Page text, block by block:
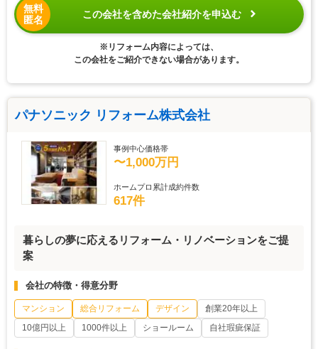
無料
匿名
この会社を含めた会社紹介を申込む
※リフォーム内容によっては、
この会社をご紹介できない場合があります。
パナソニック リフォーム株式会社
事例中心価格帯
〜1,000万円
ホームプロ累計成約件数
617件
暮らしの夢に応えるリフォーム・リノベーションをご提
案
会社の特徴・得意分野
マンション 総合リフォーム デザイン
創業20年以上
10億円以上
1000件以上 ショールーム 自社瑕疵保証